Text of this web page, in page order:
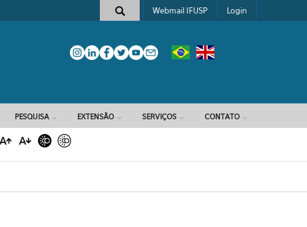
de busca
Webmail IFUSP Login
PESQUISA EXTENSÃO SERVIÇOS CONTATO